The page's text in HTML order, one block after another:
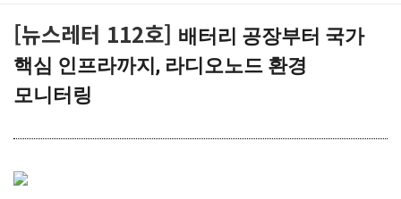
[뉴스레터 112호] 배터리 공장부터 국가
핵심 인프라까지, 라디오노드 환경
모니터링